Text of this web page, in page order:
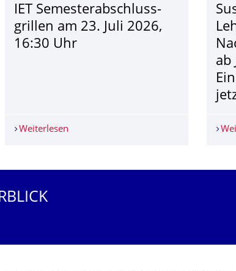
Petromodernity to Care-fu(e)l Futures: Rethinking
IET Semesterabschluss­
grillen am 23. Juli 2026,
16:30 Uhr
Weiterlesen IET Semesterabschlussgrillen am 23.
ab